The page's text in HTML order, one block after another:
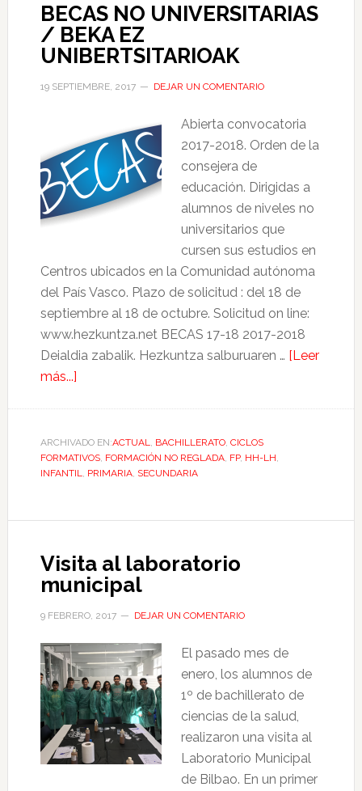
BECAS NO UNIVERSITARIAS
/ BEKA EZ
UNIBERTSITARIOAK
19 SEPTIEMBRE, 2017 DEJAR UN COMENTARIO
Abierta convocatoria
2017-2018. Orden de la
consejera de
educación. Dirigidas a
alumnos de niveles no
universitarios que
cursen sus estudios en
Centros ubicados en la Comunidad autónoma
del País Vasco. Plazo de solicitud : del 18 de
septiembre al 18 de octubre. Solicitud on line:
www.hezkuntza.net BECAS 17-18 2017-2018
Deialdia zabalik. Hezkuntza salburuaren … [Leer
más...]
ARCHIVADO EN:ACTUAL BACHILLERATO, CICLOS
FORMATIVOS, FORMACIÓN NO REGLADA, FP, HH-LH
INFANTIL
PRIMARIA, SECUNDARIA
Visita al laboratorio
municipal
9 FEBRERO, 2017 DEJAR UN COMENTARIO
El pasado mes de
enero, los alumnos de
1º de bachillerato de
ciencias de la salud,
realizaron una visita al
Laboratorio Municipal
de Bilbao. En un primer